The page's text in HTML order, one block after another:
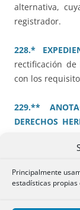
Principalmente
estadísticas propias
alternativa,
registrador.
228.*
rectificación
con los
229.**
DERECHOS
causante,
de la que
sucesorio.